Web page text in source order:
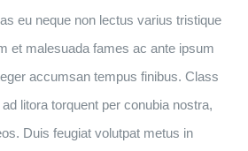
eu neque non lectus varius tristique
et malesuada fames ac ante ipsum
accumsan tempus finibus. Class
litora torquent per conubia nostra,
Duis feugiat volutpat metus in